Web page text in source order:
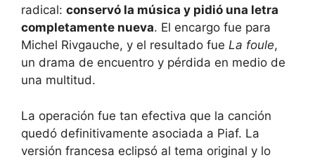
radical: conservó la música y pidió una letra
completamente nueva. El encargo fue para
Michel Rivgauche, y el resultado fue La foule,
un drama de encuentro y pérdida en medio de
una multitud.
La operación fue tan efectiva que la canción
quedó definitivamente asociada a Piaf. La
versión francesa eclipsó al tema original y lo